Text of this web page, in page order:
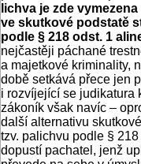
lichva je zde
ve skutkové podstatě
podle § 218 odst. 1
nejčastěji páchané
a majetkové kriminality,
době setkává přece jen
i rozvíjející se judikatura
zákoník však navíc –
další alternativu
tzv. palichvu podle §
dopustí pachatel, jenž